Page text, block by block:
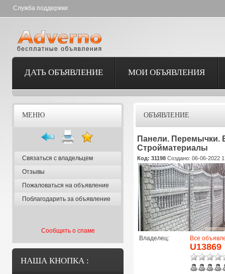
Служба поддержки
ДАТЬ ОБЪЯВЛЕНИЕ МОИ ОБЪЯВЛЕНИЯ
МЕНЮ
Связаться с владельцем
Отзывы
Пожаловаться на объявление
Поблагодарить за объявление
Сообщить о спаме
НАША КНОПКА :
ОБЪЯВЛЕНИЕ
Панели. Перемычки.
Стройматериалы
Код: 31198 Создано: 06-06-2022
Владелец: Все
U13869